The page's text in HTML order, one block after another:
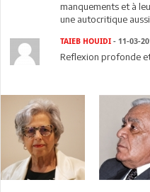
manquements et à
une autocritique
TAIEB HOUIDI - 11-03-
Reflexion profonde